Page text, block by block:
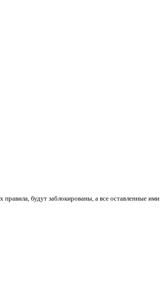
будут заблокированы, а все оставленные ими